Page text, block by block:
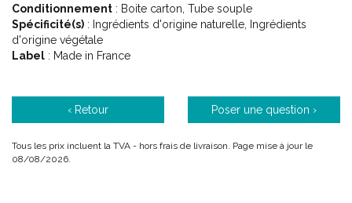
Conditionnement : Boite carton, Tube souple
Spécificité(s) : Ingrédients d'origine naturelle, Ingrédients
d'origine végétale
Label : Made in France
‹ Retour Poser une question ›
Tous les prix incluent la TVA - hors frais de livraison. Page mise à jour le
08/08/2026.